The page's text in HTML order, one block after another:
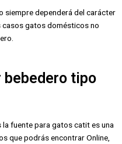
siempre dependerá del carácter
casos gatos domésticos no
bebedero tipo
fuente para gatos catit es una
que podrás encontrar Online,